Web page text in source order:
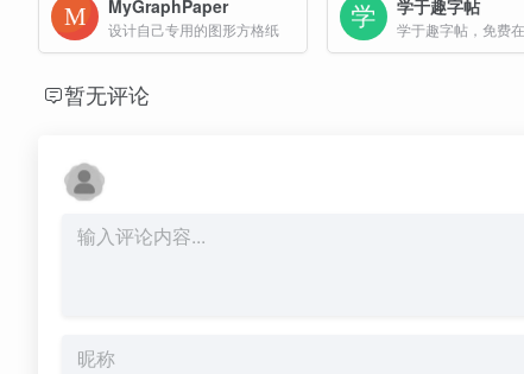
MyGraphPaper
设计自己专用的图形方格纸
学于趣字帖
暂无评论